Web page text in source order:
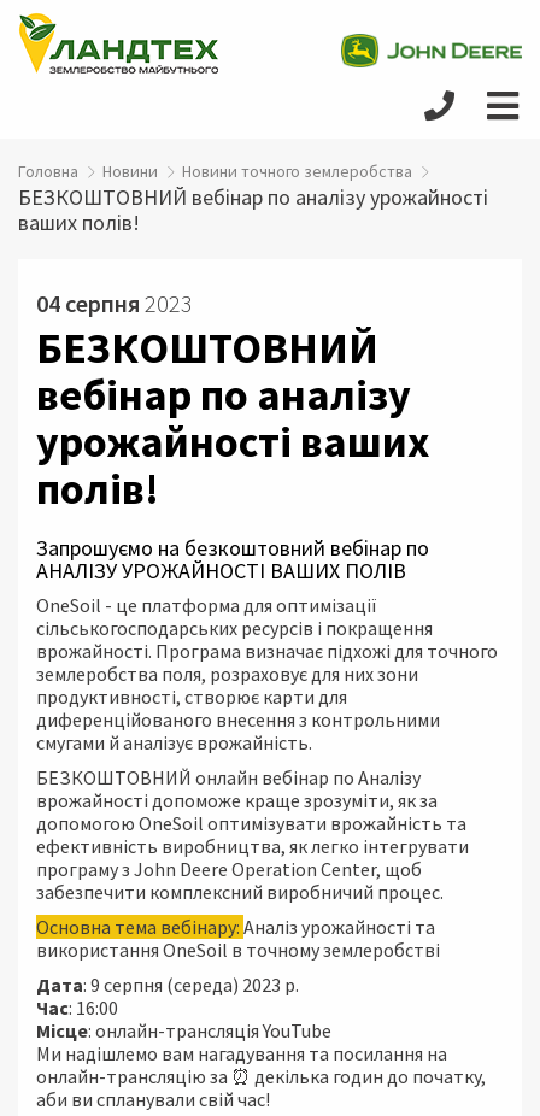
Головна Новини Новини точного землеробства
БЕЗКОШТОВНИЙ вебінар по аналізу урожайності
ваших полів!
04 серпня 2023
БЕЗКОШТОВНИЙ
вебінар по аналізу
урожайності ваших
полів!
Запрошуємо на безкоштовний вебінар по
АНАЛІЗУ УРОЖАЙНОСТІ ВАШИХ ПОЛІВ
OneSoil - це платформа для оптимізації
сільськогосподарських ресурсів і покращення
врожайності. Програма визначає підхожі для точного
землеробства поля, розраховує для них зони
продуктивності, створює карти для
диференційованого внесення з контрольними
смугами й аналізує врожайність.
БЕЗКОШТОВНИЙ онлайн вебінар по Аналізу
врожайності допоможе краще зрозуміти, як за
допомогою OneSoil оптимізувати врожайність та
ефективність виробництва, як легко інтегрувати
програму з John Deere Operation Center, щоб
забезпечити комплексний виробничий процес.
Основна тема вебінару: Аналіз урожайності та
використання OneSoil в точному землеробстві
Дата: 9 серпня (середа) 2023 р.
Час: 16:00
Місце: онлайн-трансляція YouTube
Ми надішлемо вам нагадування та посилання на
онлайн-трансляцію за ⏰ декілька годин до початку,
аби ви спланували свій час!